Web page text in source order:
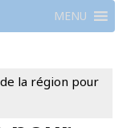
MENU
la région pour